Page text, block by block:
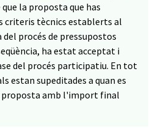
la proposta que has
criteris tècnics establerts al
procés de pressupostos
ha estat acceptat i
del procés participatiu. En tot
estan supeditades a quan es
amb l'import final